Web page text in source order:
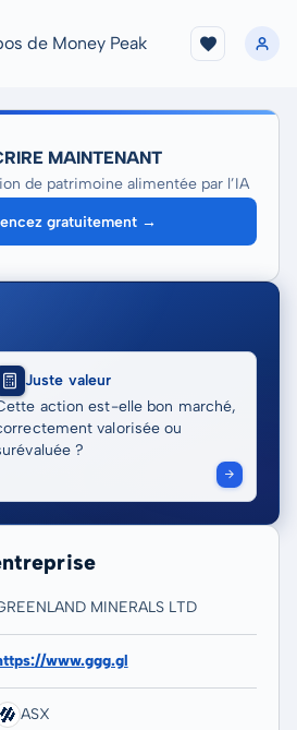
de Money Peak
MAINTENANT
de patrimoine alimentée par l’IA
gratuitement →
Juste valeur
action est-elle bon marché,
valorisée ou
?
MINERALS LTD
www.ggg.gl
ASX